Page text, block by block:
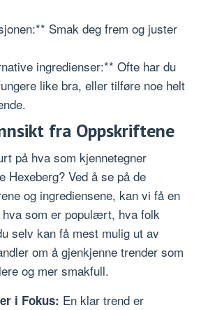
Smak deg frem og juster
ingredienser:** Ofte har du
like bra, eller tilføre noe helt
fra Oppskriftene
på hva som kjennetegner
Hexeberg? Ved å se på de
og ingrediensene, kan vi få en
som er populært, hva folk
selv kan få mest mulig ut av
om å gjenkjenne trender som
og mer smakfull.
i Fokus: En klar trend er